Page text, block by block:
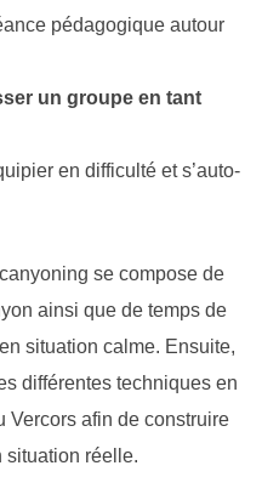
pédagogique autour
un groupe en tant
en difficulté et s’auto-
se compose de
ainsi que de temps de
situation calme. Ensuite,
différentes techniques en
Vercors afin de construire
situation réelle.